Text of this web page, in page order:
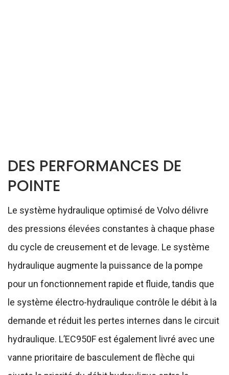
DES PERFORMANCES DE
POINTE
Le système hydraulique optimisé de Volvo délivre
des pressions élevées constantes à chaque phase
du cycle de creusement et de levage. Le système
hydraulique augmente la puissance de la pompe
pour un fonctionnement rapide et fluide, tandis que
le système électro-hydraulique contrôle le débit à la
demande et réduit les pertes internes dans le circuit
hydraulique. L’EC950F est également livré avec une
vanne prioritaire de basculement de flèche qui